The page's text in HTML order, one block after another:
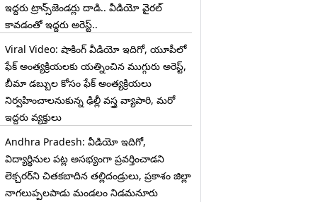
⚡Godavari Floods:
భద్రాచలం వద్ద ఉగ్రరూపం
దాల్చిన గోదావరి.. నీట
మునిగిన పర్ణశాల ..
మూడో ప్రమాద హెచ్చరిక
జారీ.. 53 అడుగులు
దాటిన నీటిమట్టం..
⚡Hyderabad Rains:
భారీ వర్షంతో హైదరాబాద్
అతలాకుతలం..
నగరమంతా ట్రాఫిక్ జామ్..
ఉండాలని అధికారుల
సూచన
ఇద్దరు ట్రాన్స్‌జెండర్లు దాడి.. వీడియో వైరల్
కావడంతో ఇద్దరు అరెస్ట్..
Viral Video: షాకింగ్ వీడియో ఇదిగో, యూపీలో
ఫేక్ అంత్యక్రియలకు యత్నించిన ముగ్గురు అరెస్ట్,
బీమా డబ్బుల కోసం ఫేక్ అంత్యక్రియలు
నిర్వహించాలనుకున్న ఢిల్లీ వస్త్ర వ్యాపారి, మరో
ఇద్దరు వ్యక్తులు
Andhra Pradesh: వీడియో ఇదిగో,
విద్యార్థినుల పట్ల అసభ్యంగా ప్రవర్తించాడని
లెక్చ‌ర‌ర్‌ని చిత‌క‌బాదిన త‌ల్లిదండ్రులు, ప్రకాశం జిల్లా
నాగలుప్పలపాడు మండలం నిడమనూరు